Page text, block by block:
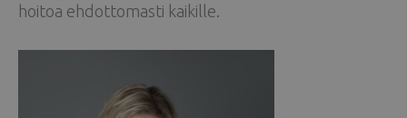
hoitoa ehdottomasti kaikille.